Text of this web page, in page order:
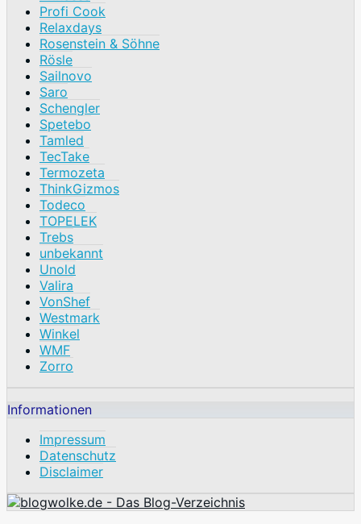
Profi Cook
Relaxdays
Rosenstein & Söhne
Rösle
Sailnovo
Saro
Schengler
Spetebo
Tamled
TecTake
Termozeta
ThinkGizmos
Todeco
TOPELEK
Trebs
unbekannt
Unold
Valira
VonShef
Westmark
Winkel
WMF
Zorro
Informationen
Impressum
Datenschutz
Disclaimer